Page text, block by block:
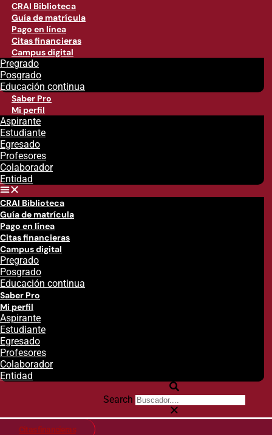
CRAI Biblioteca
Guía de matrícula
Pago en línea
Citas financieras
Campus digital
Pregrado
Posgrado
Educación continua
Saber Pro
Mi perfil
Aspirante
Estudiante
Egresado
Profesores
Colaborador
Entidad
CRAI Biblioteca
Guía de matrícula
Pago en línea
Citas financieras
Campus digital
Pregrado
Posgrado
Educación continua
Saber Pro
Mi perfil
Aspirante
Estudiante
Egresado
Profesores
Colaborador
Entidad
Search
Citas financieras